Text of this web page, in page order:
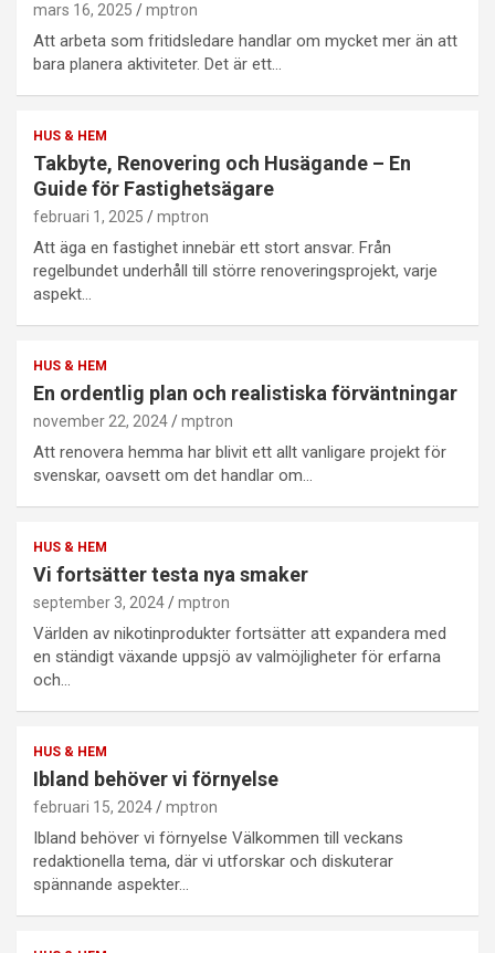
mars 16, 2025 mptron
Att arbeta som fritidsledare handlar om mycket mer än att
bara planera aktiviteter. Det är ett…
HUS & HEM
Takbyte, Renovering och Husägande – En
Guide för Fastighetsägare
februari 1, 2025 mptron
Att äga en fastighet innebär ett stort ansvar. Från
regelbundet underhåll till större renoveringsprojekt, varje
aspekt…
HUS & HEM
En ordentlig plan och realistiska förväntningar
november 22, 2024 mptron
Att renovera hemma har blivit ett allt vanligare projekt för
svenskar, oavsett om det handlar om…
HUS & HEM
Vi fortsätter testa nya smaker
september 3, 2024 mptron
Världen av nikotinprodukter fortsätter att expandera med
en ständigt växande uppsjö av valmöjligheter för erfarna
och…
HUS & HEM
Ibland behöver vi förnyelse
februari 15, 2024 mptron
Ibland behöver vi förnyelse Välkommen till veckans
redaktionella tema, där vi utforskar och diskuterar
spännande aspekter…